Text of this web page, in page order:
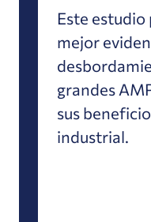
Este
mejor
grandes
sus
industrial.